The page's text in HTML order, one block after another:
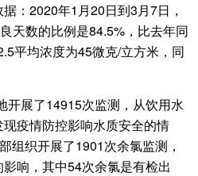
2020年1月20日到3月7日，
天数的比例是84.5%，比去年同
平均浓度为45微克/立方米，同
展了14915次监测，从饮用水
疫情防控影响水质安全的情
组织开展了1901次余氯监测，
响，其中54次余氯是有检出